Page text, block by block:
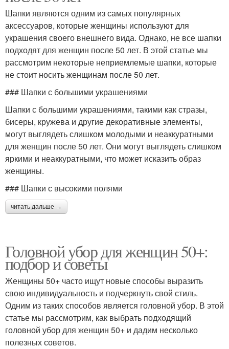
Шапки являются одним из самых популярных
аксессуаров, которые женщины используют для
украшения своего внешнего вида. Однако, не все шапки
подходят для женщин после 50 лет. В этой статье мы
рассмотрим некоторые неприемлемые шапки, которые
не стоит носить женщинам после 50 лет.
### Шапки с большими украшениями
Шапки с большими украшениями, такими как стразы,
бисеры, кружева и другие декоративные элементы,
могут выглядеть слишком молодыми и неаккуратными
для женщин после 50 лет. Они могут выглядеть слишком
яркими и неаккуратными, что может исказить образ
женщины.
### Шапки с высокими полями
читать дальше →
Головной убор для женщин 50+:
подбор и советы
Женщины 50+ часто ищут новые способы выразить
свою индивидуальность и подчеркнуть свой стиль.
Одним из таких способов является головной убор. В этой
статье мы рассмотрим, как выбрать подходящий
головной убор для женщин 50+ и дадим несколько
полезных советов.